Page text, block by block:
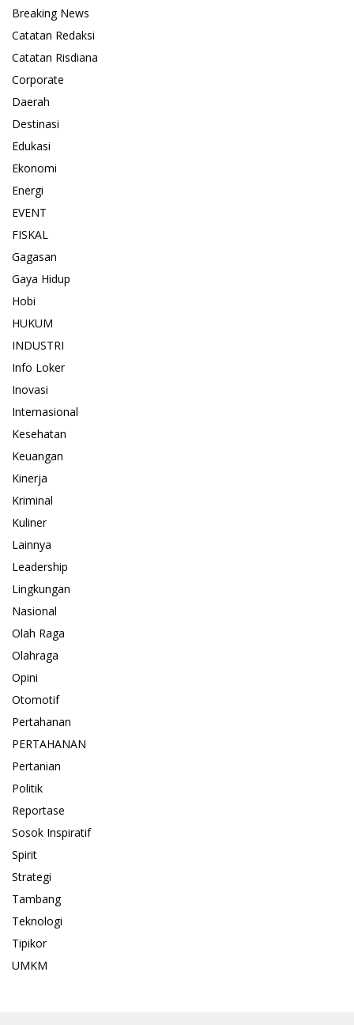
Breaking News
Catatan Redaksi
Catatan Risdiana
Corporate
Daerah
Destinasi
Edukasi
Ekonomi
Energi
EVENT
FISKAL
Gagasan
Gaya Hidup
Hobi
HUKUM
INDUSTRI
Info Loker
Inovasi
Internasional
Kesehatan
Keuangan
Kinerja
Kriminal
Kuliner
Lainnya
Leadership
Lingkungan
Nasional
Olah Raga
Olahraga
Opini
Otomotif
Pertahanan
PERTAHANAN
Pertanian
Politik
Reportase
Sosok Inspiratif
Spirit
Strategi
Tambang
Teknologi
Tipikor
UMKM